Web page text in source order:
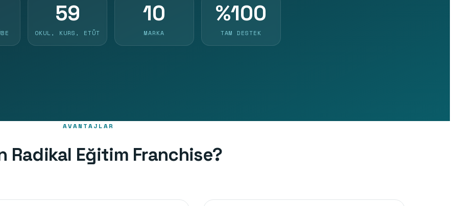
59
OKUL, KURS, ETÜT
10
MARKA
%100
TAM DESTEK
AVANTAJLAR
Radikal Eğitim Franchise?